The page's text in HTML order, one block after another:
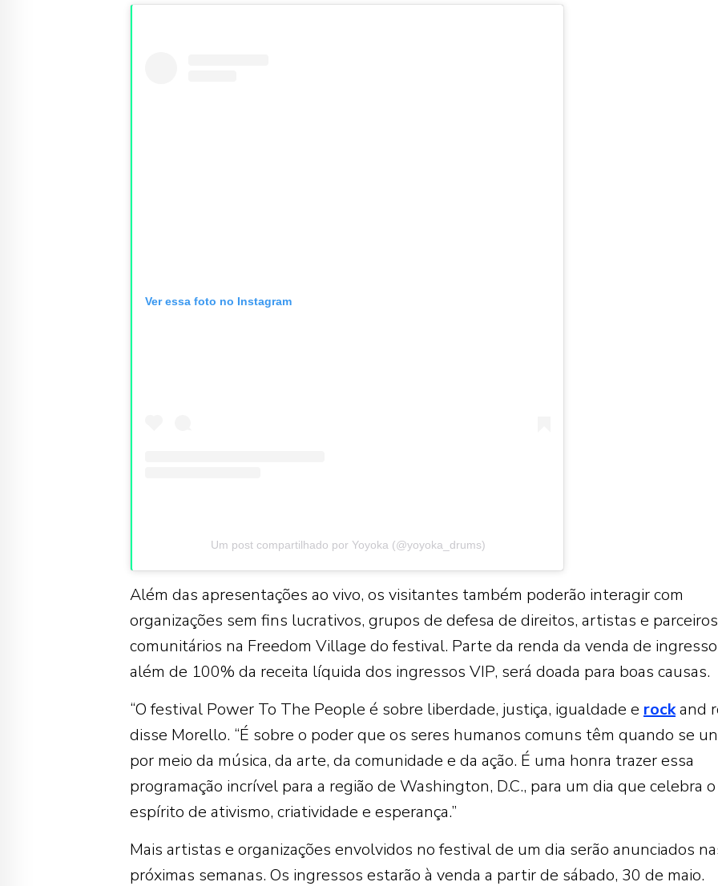
Ver essa foto no Instagram
Um post compartilhado por Yoyoka (@yoyoka_drums)
Além das apresentações ao vivo, os visitantes também poderão interagir com
organizações sem fins lucrativos, grupos de defesa de direitos, artistas e parceiros
comunitários na Freedom Village do festival. Parte da renda da venda de
além de 100% da receita líquida dos ingressos VIP, será doada para boas causas.
“O festival Power To The People é sobre liberdade, justiça, igualdade e rockand
disse Morello. “É sobre o poder que os seres humanos comuns têm quando se
por meio da música, da arte, da comunidade e da ação. É uma honra trazer essa
programação incrível para a região de Washington, D.C., para um dia que celebra o
espírito de ativismo, criatividade e esperança.”
Mais artistas e organizações envolvidos no festival de um dia serão anunciados
próximas semanas. Os ingressos estarão à venda a partir de sábado, 30 de maio.